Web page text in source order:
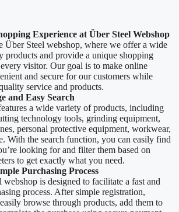
Experience at Über Steel Webshop
Über Steel webshop, where we offer a wide
products and provide a unique shopping
visitor. Our goal is to make online
and secure for our customers while
service and products.
and Easy Search
a wide variety of products, including
technology tools, grinding equipment,
personal protective equipment, workwear,
With the search function, you can easily find
looking for and filter them based on
to get exactly what you need.
Purchasing Process
webshop is designed to facilitate a fast and
process. After simple registration,
browse through products, add them to